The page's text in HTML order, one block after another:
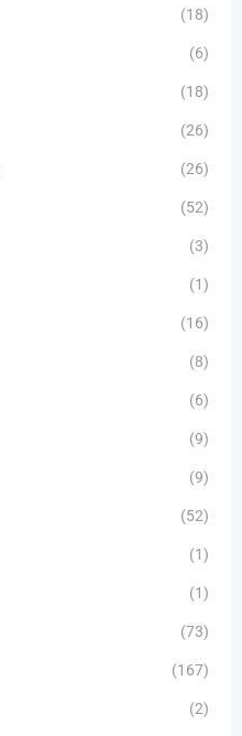
(18)
(6)
(18)
(26)
(26)
(52)
(3)
(1)
(16)
(8)
(6)
(9)
(9)
(52)
(1)
(1)
(73)
(167)
(2)